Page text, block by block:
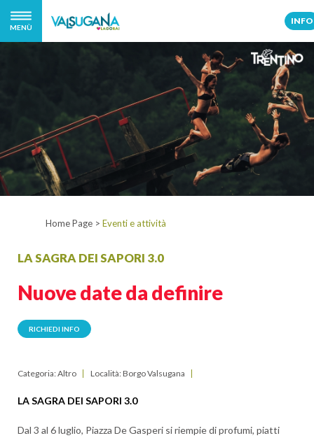
MENÙ
INFO
Home Page > Eventi e attività
LA SAGRA DEI SAPORI 3.0
Nuove date da definire
RICHIEDI INFO
Categoria: Altro Località: Borgo Valsugana
LA SAGRA DEI SAPORI 3.0
Dal 3 al 6 luglio, Piazza De Gasperi si riempie di profumi, piatti